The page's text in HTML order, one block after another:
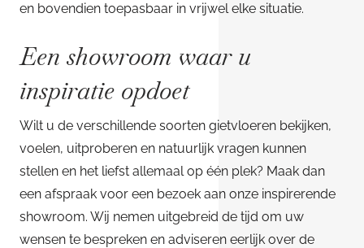
en bovendien toepasbaar in vrijwel elke situatie.
Een showroom waar u
inspiratie opdoet
Wilt u de verschillende soorten gietvloeren bekijken,
voelen, uitproberen en natuurlijk vragen kunnen
stellen en het liefst allemaal op één plek? Maak dan
een afspraak voor een bezoek aan onze inspirerende
showroom. Wij nemen uitgebreid de tijd om uw
wensen te bespreken en adviseren eerlijk over de